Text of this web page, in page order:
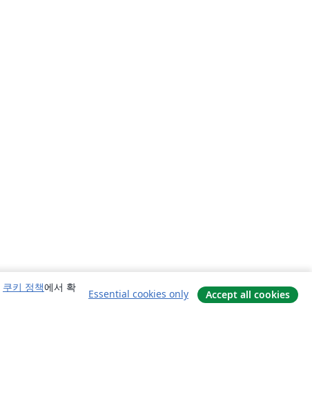
쿠키 정책에서 확
Essential cookies only Accept all cookies